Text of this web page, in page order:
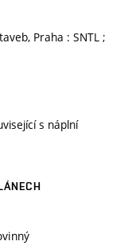
Praha : SNTL ;
s náplní